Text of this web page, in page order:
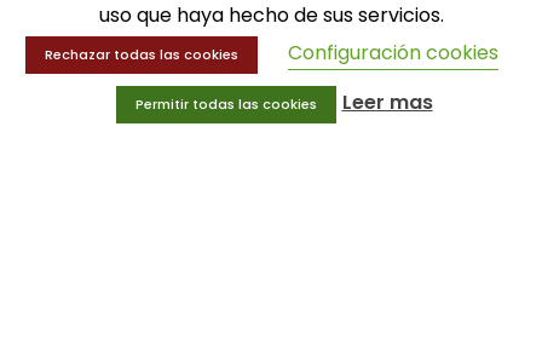
Balones
Deportes
Educación física
Entrenamiento y educación física
uso que haya hecho de sus servicios.
Rechazar todas las cookies Configuración cookies
Permitir todas las cookies Leer mas